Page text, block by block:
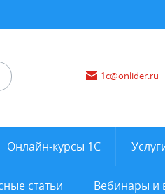
1c@onlider.ru
Онлайн-курсы 1С
статьи Вебинары и